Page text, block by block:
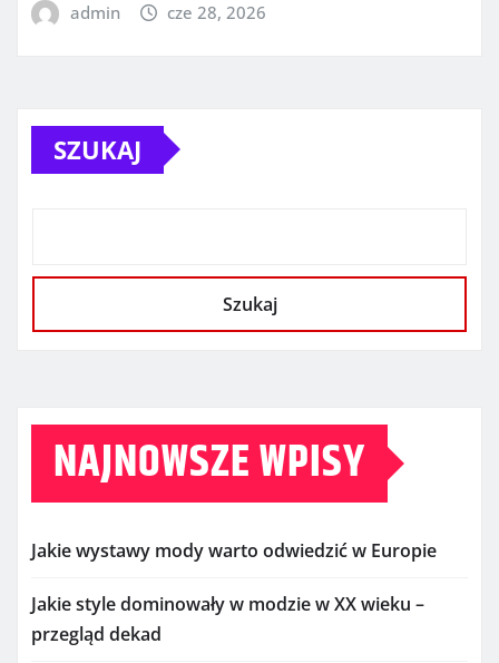
admin cze 28, 2026
SZUKAJ
Szukaj
NAJNOWSZE WPISY
Jakie wystawy mody warto odwiedzić w Europie
Jakie style dominowały w modzie w XX wieku –
przegląd dekad